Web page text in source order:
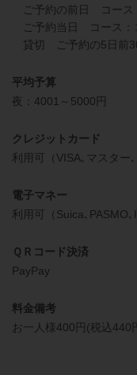
ご予約の前日 コース
ご予約当日 コース：
貸切 ご予約の5日前
平均予算
夜：4001～5000円
クレジットカード
利用可（VISA､マスター
電子マネー
利用可（Suica､PASMO､
ＱＲコード決済
PayPay
料金備考
お一人様400円(税込440